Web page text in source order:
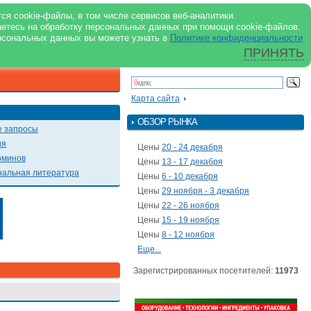
cookie-файлы, в том числе сервисов веб-аналитики.
на обработку персональных данных при помощи cookie-файлов.
данных вы можете узнать в Политике конфиденциальности
ПРИНЯТЬ
support@milkbranch.ru
О портале
Реклама в журнале
Реклама на портале
Архив номеров
запросы
литература
Карта сайта
ОБЗОР РЫНКА
Цены 20 - 24 декабря
Цены 13 - 17 декабря
Цены 6 - 10 декабря
Цены 29 ноября - 3 декабря
Цены 22 - 26 ноября
Цены 15 - 19 ноября
Цены 8 - 12 ноября
Еще...
Зарегистрированных посетителей: 11973